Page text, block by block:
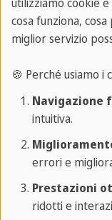
Fai un salto
viaggio a
Malta. Goditi
fetta della
panoramica
cosa funziona,
miglior servizio
🍪 Perché usiamo i
Navigazione
intuitiva.
errori e
Prestazioni
ridotti e